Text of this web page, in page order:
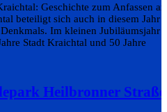
Geschichte zum Anfassen
beteiligt sich auch in diesem Jahr
Im kleinen Jubiläumsjahr
Stadt Kraichtal und 50 Jahre
Heilbronner Straße